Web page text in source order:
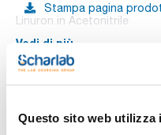
Questo sito web utilizza
Stampa pagina
Linuron in Acetonitrile
Vedi di più
Documentazione